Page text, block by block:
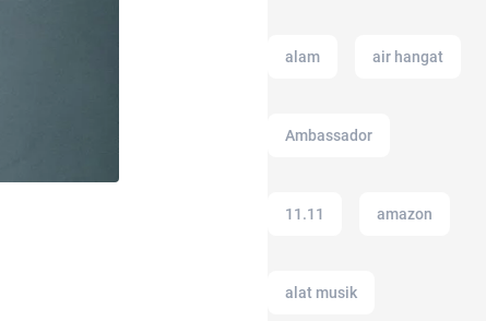
alam air hangat
Ambassador
11.11 amazon
alat musik